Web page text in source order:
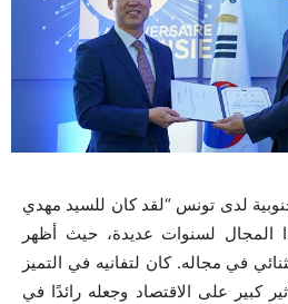
لدى تونس “لقد كان للسيد مهدي
المجال لسنوات عديدة، حيث أظهر
في مجاله. كان لتفانيه في التميز
كبير على الاقتصاد وجعله رائدًا في